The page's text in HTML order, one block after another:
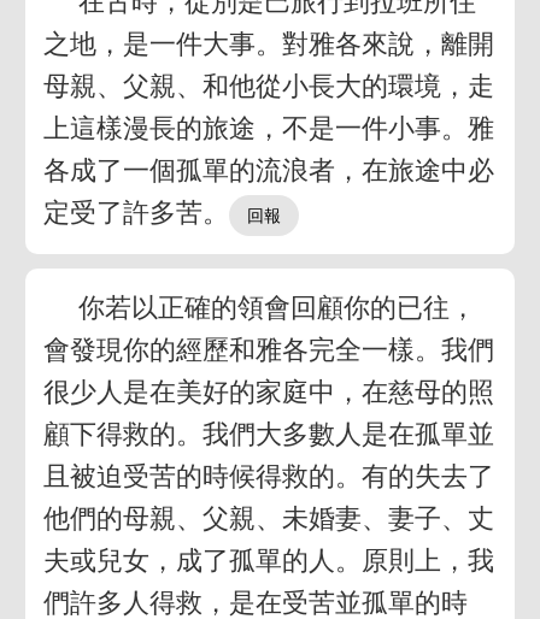
之地，是一件大事。對雅各來說，離開
母親、父親、和他從小長大的環境，走
上這樣漫長的旅途，不是一件小事。雅
各成了一個孤單的流浪者，在旅途中必
定受了許多苦。
你若以正確的領會回顧你的已往，
會發現你的經歷和雅各完全一樣。我們
很少人是在美好的家庭中，在慈母的照
顧下得救的。我們大多數人是在孤單並
且被迫受苦的時候得救的。有的失去了
他們的母親、父親、未婚妻、妻子、丈
夫或兒女，成了孤單的人。原則上，我
們許多人得救，是在受苦並孤單的時